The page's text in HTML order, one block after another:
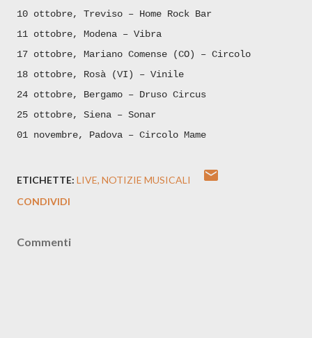
10 ottobre, Treviso – Home Rock Bar
11 ottobre, Modena – Vibra
17 ottobre, Mariano Comense (CO) – Circolo
18 ottobre, Rosà (VI) – Vinile
24 ottobre, Bergamo – Druso Circus
25 ottobre, Siena – Sonar
01 novembre, Padova – Circolo Mame
ETICHETTE: LIVE NOTIZIE MUSICALI
CONDIVIDI
Commenti